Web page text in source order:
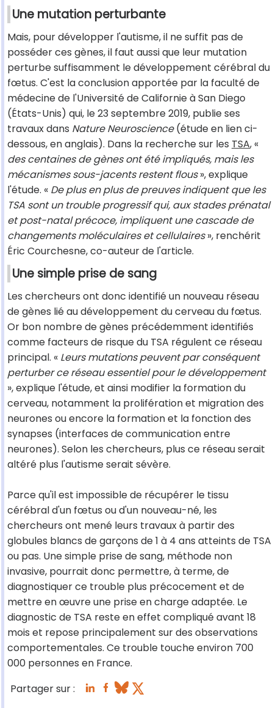
Une mutation perturbante
Mais, pour développer l'autisme, il ne suffit pas de
posséder ces gènes, il faut aussi que leur mutation
perturbe suffisamment le développement cérébral du
fœtus. C'est la conclusion apportée par la faculté de
médecine de l'Université de Californie à San Diego
(États-Unis) qui, le 23 septembre 2019, publie ses
travaux dans Nature Neuroscience(étude en lien ci-
dessous, en anglais). Dans la recherche sur les TSA, «
des centaines de gènes ont été impliqués, mais les
mécanismes sous-jacents restent flous», explique
l'étude. « De plus en plus de preuves indiquent que les
TSA sont un trouble progressif qui, aux stades prénatal
et post-natal précoce, impliquent une cascade de
changements moléculaires et cellulaires», renchérit
Éric Courchesne, co-auteur de l'article.
Une simple prise de sang
Les chercheurs ont donc identifié un nouveau réseau
de gènes lié au développement du cerveau du fœtus.
Or bon nombre de gènes précédemment identifiés
comme facteurs de risque du TSA régulent ce réseau
principal. « Leurs mutations peuvent par conséquent
perturber ce réseau essentiel pour le développement
», explique l'étude, et ainsi modifier la formation du
cerveau, notamment la prolifération et migration des
neurones ou encore la formation et la fonction des
synapses (interfaces de communication entre
neurones). Selon les chercheurs, plus ce réseau serait
altéré plus l'autisme serait sévère.
Parce qu'il est impossible de récupérer le tissu
cérébral d'un fœtus ou d'un nouveau-né, les
chercheurs ont mené leurs travaux à partir des
globules blancs de garçons de 1 à 4 ans atteints de TSA
ou pas. Une simple prise de sang, méthode non
invasive, pourrait donc permettre, à terme, de
diagnostiquer ce trouble plus précocement et de
mettre en œuvre une prise en charge adaptée. Le
diagnostic de TSA reste en effet compliqué avant 18
mois et repose principalement sur des observations
comportementales. Ce trouble touche environ 700
000 personnes en France.
Partager sur :